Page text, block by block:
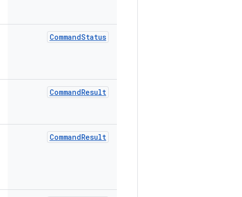
CommandStatus
CommandResult
CommandResult